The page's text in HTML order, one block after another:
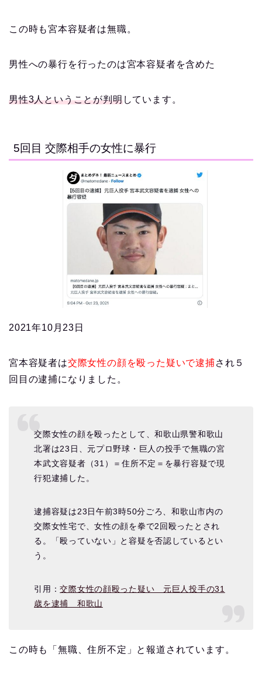
この時も宮本容疑者は無職。
男性への暴行を行ったのは宮本容疑者を含めた
男性3人ということが判明しています。
5回目 交際相手の女性に暴行
2021年10月23日
宮本容疑者は交際女性の顔を殴った疑いで逮捕され５
回目の逮捕になりました。
交際女性の顔を殴ったとして、和歌山県警和歌山
北署は23日、元プロ野球・巨人の投手で無職の宮
本武文容疑者（31）＝住所不定＝を暴行容疑で現
行犯逮捕した。
逮捕容疑は23日午前3時50分ごろ、和歌山市内の
交際女性宅で、女性の顔を拳で2回殴ったとされ
る。「殴っていない」と容疑を否認しているとい
う。
引用：交際女性の顔殴った疑い 元巨人投手の31
歳を逮捕 和歌山
この時も「無職、住所不定」と報道されています。